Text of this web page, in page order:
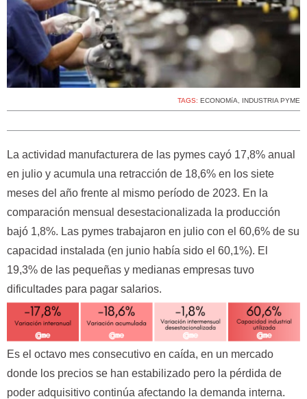
TAGS: ECONOMíA, INDUSTRIA PYME
La actividad manufacturera de las pymes cayó 17,8% anual
en julio y acumula una retracción de 18,6% en los siete
meses del año frente al mismo período de 2023. En la
comparación mensual desestacionalizada la producción
bajó 1,8%. Las pymes trabajaron en julio con el 60,6% de su
capacidad instalada (en junio había sido el 60,1%). El
19,3% de las pequeñas y medianas empresas tuvo
dificultades para pagar salarios.
Es el octavo mes consecutivo en caída, en un mercado
donde los precios se han estabilizado pero la pérdida de
poder adquisitivo continúa afectando la demanda interna.